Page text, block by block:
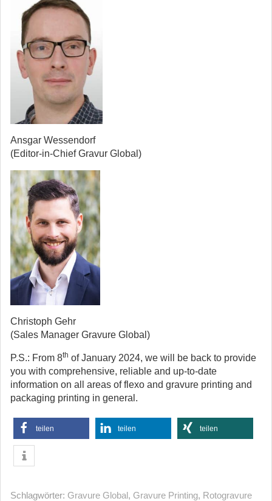
Ansgar Wessendorf
(Editor-in-Chief Gravur Global)
Christoph Gehr
(Sales Manager Gravure Global)
P.S.: From 8th of January 2024, we will be back to provide
you with comprehensive, reliable and up-to-date
information on all areas of flexo and gravure printing and
packaging printing in general.
teilen teilen teilen
Schlagwörter: Gravure Global, Gravure Printing, Rotogravure